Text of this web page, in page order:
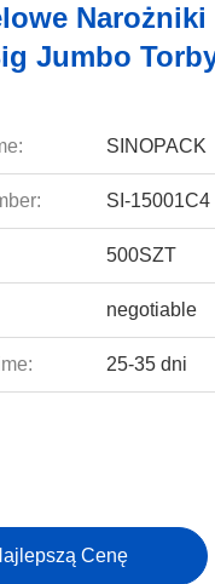
Jumbo
SINOPACK
SI-15001C4
500SZT
negotiable
25-35 dni
Cenę